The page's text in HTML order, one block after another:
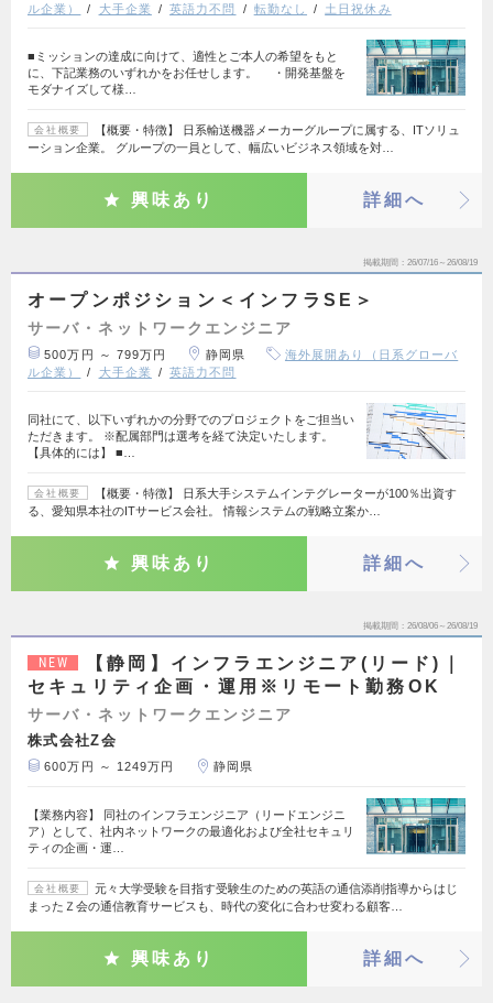
ル企業）
大手企業 英語力不問 転勤なし 土日祝休み
■ミッションの達成に向けて、適性とご本人の希望をもと
に、下記業務のいずれかをお任せします。 ・開発基盤を
モダナイズして様…
会社概要
【概要・特徴】 日系輸送機器メーカーグループに属する、ITソリュ
ーション企業。 グループの一員として、幅広いビジネス領域を対…
興味あり 詳細へ
掲載期間 26/07/16～26/08/19
オープンポジション＜インフラSE＞
サーバ・ネットワークエンジニア
500万円 ～ 799万円 静岡県
海外展開あり（日系グローバ
ル企業）
大手企業 英語力不問
同社にて、以下いずれかの分野でのプロジェクトをご担当い
ただきます。 ※配属部門は選考を経て決定いたします。
【具体的には】 ■…
会社概要
【概要・特徴】 日系大手システムインテグレーターが100％出資す
る、愛知県本社のITサービス会社。 情報システムの戦略立案か…
興味あり 詳細へ
掲載期間 26/08/06～26/08/19
NEW
【静岡】インフラエンジニア(リード)｜
セキュリティ企画・運用※リモート勤務OK
サーバ・ネットワークエンジニア
株式会社Z会
600万円 ～ 1249万円 静岡県
【業務内容】 同社のインフラエンジニア（リードエンジニ
ア）として、社内ネットワークの最適化および全社セキュリ
ティの企画・運…
会社概要
元々大学受験を目指す受験生のための英語の通信添削指導からはじ
まったＺ会の通信教育サービスも、時代の変化に合わせ変わる顧客…
興味あり 詳細へ